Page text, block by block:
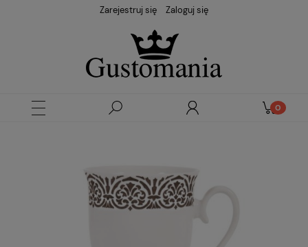
Zarejestruj się Zaloguj się